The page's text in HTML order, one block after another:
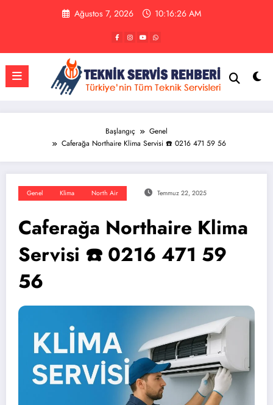
Ağustos 7, 2026 10:16:27 AM
Başlangıç
Genel
Caferağa Northaire Klima Servisi ☎️ 0216 471 59 56
Genel Klima North Air Temmuz 22, 2025
Caferağa Northaire Klima
Servisi ☎️ 0216 471 59
56